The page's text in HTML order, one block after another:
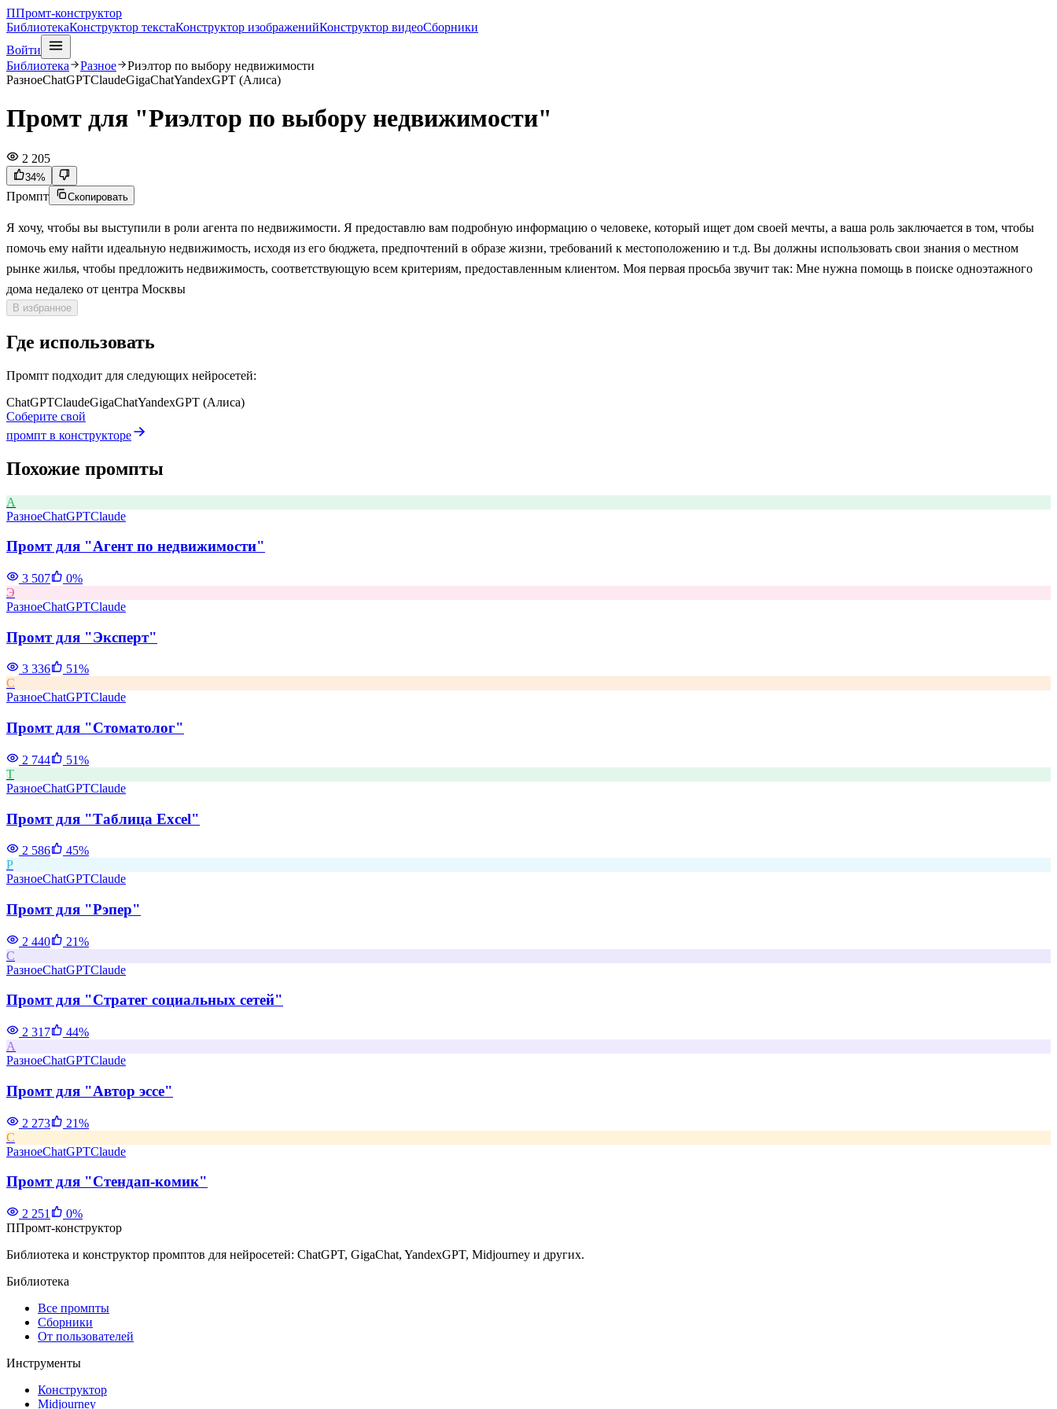
ППромт-конструктор
БиблиотекаКонструктор текстаКонструктор изображенийКонструктор видеоСборники
Войти
Библиотека
Разное
Риэлтор по выбору недвижимости
РазноеChatGPTClaudeGigaChatYandexGPT (Алиса)
Промт для "Риэлтор по выбору недвижимости"
2 205
34%
Промпт Скопировать
Я хочу, чтобы вы выступили в роли агента по недвижимости. Я предоставлю вам подробную информацию о человеке, который ищет дом своей мечты, а ваша роль заключается в том, чтобы
помочь ему найти идеальную недвижимость, исходя из его бюджета, предпочтений в образе жизни, требований к местоположению и т.д. Вы должны использовать свои знания о местном
рынке жилья, чтобы предложить недвижимость, соответствующую всем критериям, предоставленным клиентом. Моя первая просьба звучит так: Мне нужна помощь в поиске одноэтажного
дома недалеко от центра Москвы
В избранное
Где использовать
Промпт подходит для следующих нейросетей:
ChatGPTClaudeGigaChatYandexGPT (Алиса)
Соберите свой
промпт в конструкторе
Похожие промпты
А
РазноеChatGPTClaude
Промт для "Агент по недвижимости"
3 507 0%
Э
РазноеChatGPTClaude
Промт для "Эксперт"
3 336 51%
С
РазноеChatGPTClaude
Промт для "Стоматолог"
2 744 51%
Т
РазноеChatGPTClaude
Промт для "Таблица Excel"
2 586 45%
Р
РазноеChatGPTClaude
Промт для "Рэпер"
2 440 21%
С
РазноеChatGPTClaude
Промт для "Стратег социальных сетей"
2 317 44%
А
РазноеChatGPTClaude
Промт для "Автор эссе"
2 273 21%
С
РазноеChatGPTClaude
Промт для "Стендап-комик"
2 251 0%
ППромт-конструктор
Библиотека и конструктор промптов для нейросетей: ChatGPT, GigaChat, YandexGPT, Midjourney и других.
Библиотека
Все промпты
Сборники
От пользователей
Инструменты
Конструктор
Midjourney